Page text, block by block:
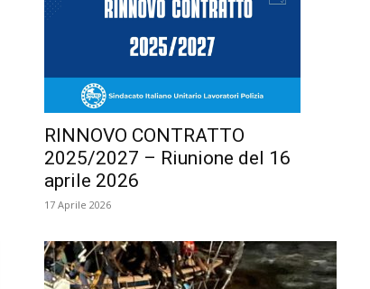
RINNOVO CONTRATTO
2025/2027 – Riunione del 16
aprile 2026
17 Aprile 2026